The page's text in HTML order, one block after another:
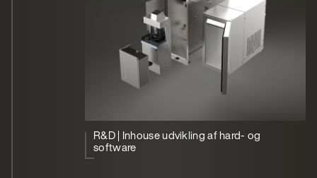
R&D | Inhouse udvikling af hard- og
software